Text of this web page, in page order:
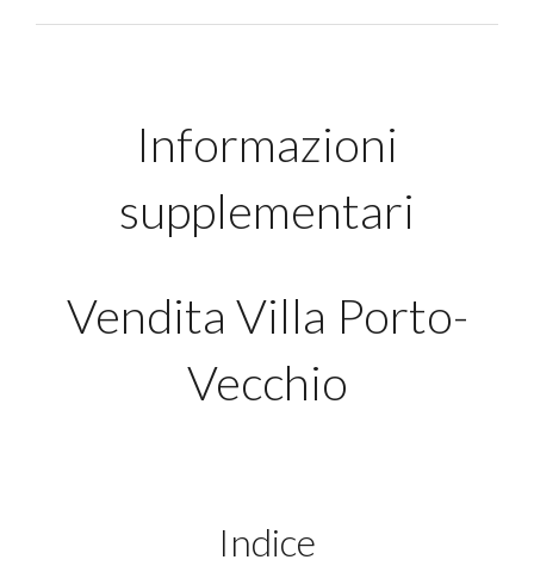
Informazioni
supplementari
Vendita Villa Porto-
Vecchio
Indice